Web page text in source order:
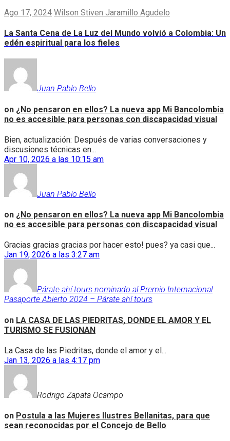
Ago 17, 2024 Wilson Stiven Jaramillo Agudelo
La Santa Cena de La Luz del Mundo volvió a Colombia: Un
edén espiritual para los fieles
Juan Pablo Bello
on ¿No pensaron en ellos? La nueva app Mi Bancolombia
no es accesible para personas con discapacidad visual
Bien, actualización: Después de varias conversaciones y
discusiones técnicas en...
Apr 10, 2026 a las 10:15 am
Juan Pablo Bello
on ¿No pensaron en ellos? La nueva app Mi Bancolombia
no es accesible para personas con discapacidad visual
Gracias gracias gracias por hacer esto! pues? ya casi que...
Jan 19, 2026 a las 3:27 am
Párate ahí tours nominado al Premio Internacional
Pasaporte Abierto 2024 – Párate ahí tours
on LA CASA DE LAS PIEDRITAS, DONDE EL AMOR Y EL
TURISMO SE FUSIONAN
La Casa de las Piedritas, donde el amor y el...
Jan 13, 2026 a las 4:17 pm
Rodrigo Zapata Ocampo
on Postula a las Mujeres Ilustres Bellanitas, para que
sean reconocidas por el Concejo de Bello